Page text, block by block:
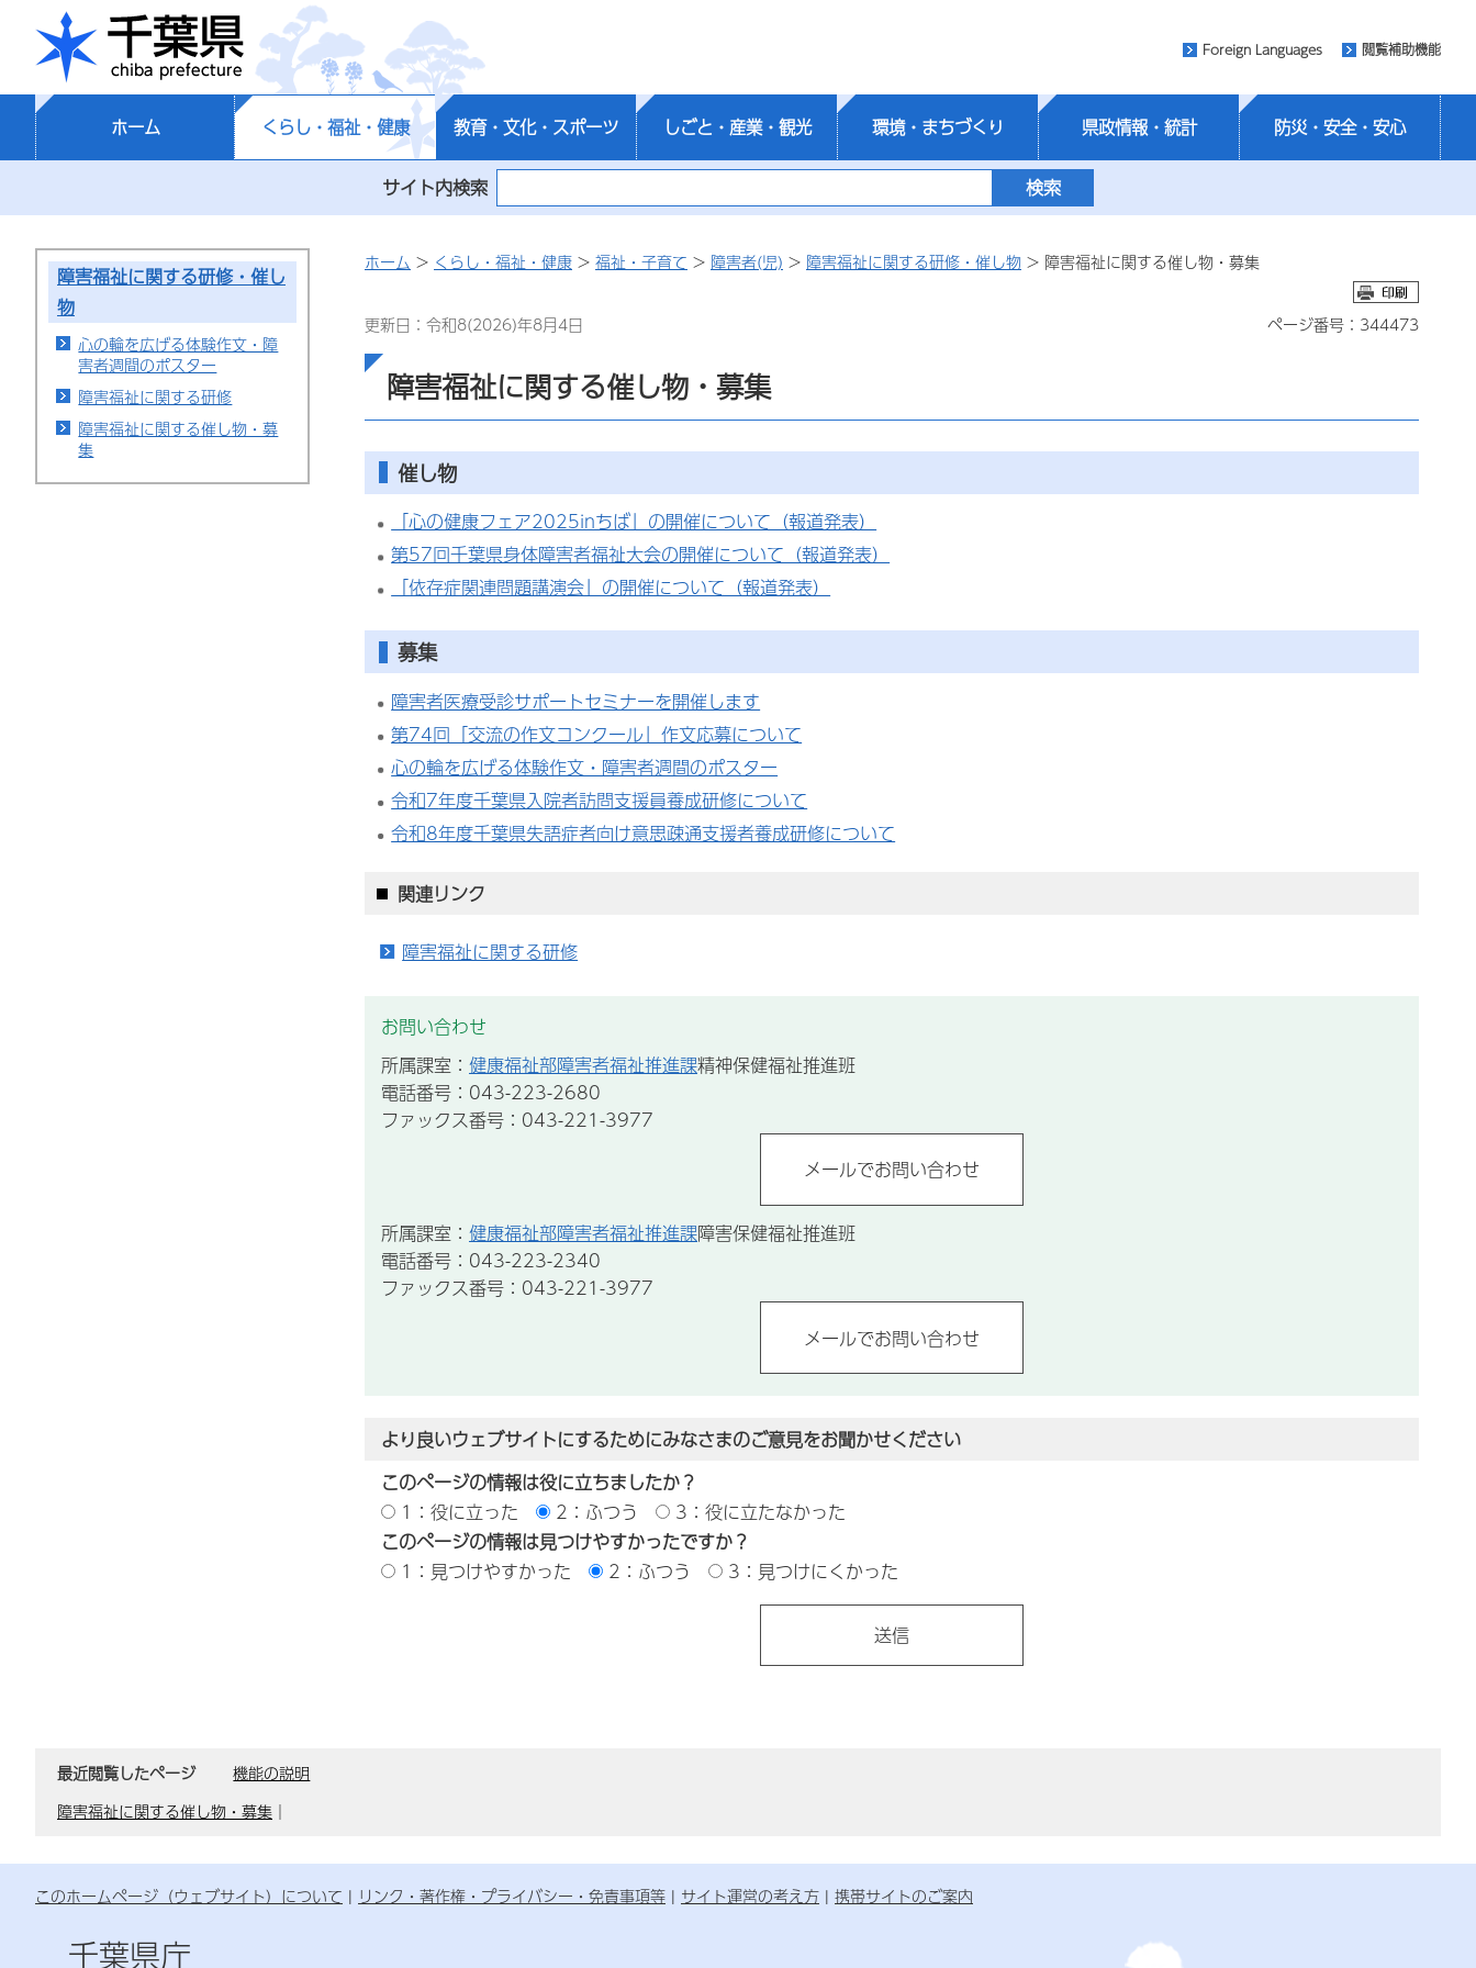
千葉県
Foreign Languages 閲覧補助機能
ホーム くらし・福祉・健康 教育・文化・スポーツ しごと・産業・観光 環境・まちづくり 県政情報・統計 防災・安全・安心
サイト内検索
障害福祉に関する研修・催し
物
心の輪を広げる体験作文・障
害者週間のポスター
障害福祉に関する研修
障害福祉に関する催し物・募
集
ホーム > くらし・福祉・健康 > 福祉・子育て > 障害者(児) > 障害福祉に関する研修・催し物 > 障害福祉に関する催し物・募集
更新日：令和8(2026)年8月4日 ページ番号：344473
障害福祉に関する催し物・募集
催し物
「心の健康フェア2025inちば」の開催について（報道発表）
第57回千葉県身体障害者福祉大会の開催について（報道発表）
「依存症関連問題講演会」の開催について（報道発表）
募集
障害者医療受診サポートセミナーを開催します
第74回「交流の作文コンクール」作文応募について
心の輪を広げる体験作文・障害者週間のポスター
令和7年度千葉県入院者訪問支援員養成研修について
令和8年度千葉県失語症者向け意思疎通支援者養成研修について
関連リンク
障害福祉に関する研修
お問い合わせ
所属課室： 健康福祉部障害者福祉推進課精神保健福祉推進班
電話番号：043-223-2680
ファックス番号：043-221-3977
所属課室： 健康福祉部障害者福祉推進課障害保健福祉推進班
電話番号：043-223-2340
ファックス番号：043-221-3977
より良いウェブサイトにするためにみなさまのご意見をお聞かせください
このページの情報は役に立ちましたか？
1：役に立った
2：ふつう
3：役に立たなかった
このページの情報は見つけやすかったですか？
1：見つけやすかった
2：ふつう 3：見つけにくかった
最近閲覧したページ
機能の説明
障害福祉に関する催し物・募集 ｜
このホームページ（ウェブサイト）について リンク・著作権・プライバシー・免責事項等 サイト運営の考え方 携帯サイトのご案内
千葉県庁